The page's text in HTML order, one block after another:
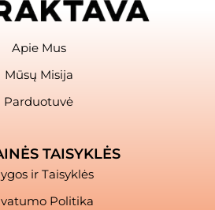
Apie Mus
Mūsų Misija
Parduotuvė
TAISYKLĖS
ir Taisyklės
Politika